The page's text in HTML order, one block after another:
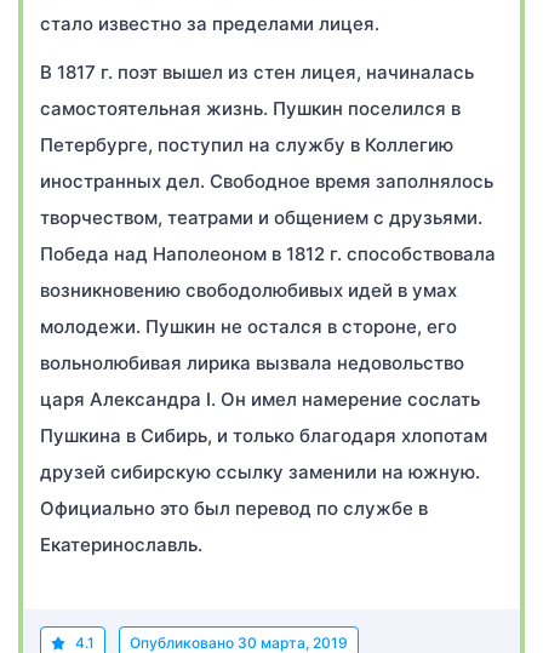
стало известно за пределами лицея.
В 1817 г. поэт вышел из стен лицея, начиналась
самостоятельная жизнь. Пушкин поселился в
Петербурге, поступил на службу в Коллегию
иностранных дел. Свободное время заполнялось
творчеством, театрами и общением с друзьями.
Победа над Наполеоном в 1812 г. способствовала
возникновению свободолюбивых идей в умах
молодежи. Пушкин не остался в стороне, его
вольнолюбивая лирика вызвала недовольство
царя Александра I. Он имел намерение сослать
Пушкина в Сибирь, и только благодаря хлопотам
друзей сибирскую ссылку заменили на южную.
Официально это был перевод по службе в
Екатеринославль.
4.1 Опубликовано 30 марта, 2019